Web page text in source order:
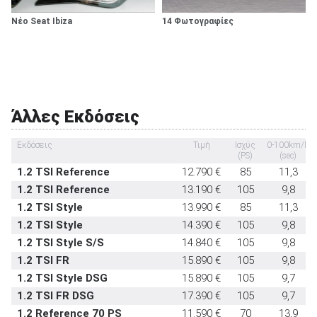
Πλευρικοί αερόσακοι πίσω καθίσματος δεν διατίθεται
Υπηρεσία κλήσης οδικής βοήθειας σε
έκτακτη ανάγκη
διατίθεται
Υποδοχή παιδικού καθίσματος ISOFIX
στάνταρντ
Σύστημα αναγνώρισης οδικών σημάτων
-
Σύστημα αυτόματου παρκαρίσματος
Συναγερμός
προαιρετικό
Νέο Seat Ibiza 14 Φωτογραφίες
Άλλες Εκδόσεις
Εκδόσεις Τιμή
Ισχύς
(PS)
0-100km/h
(sec)
1.2 TSI Reference 12.790 € 85
11,3
1.2 TSI Reference
13.190 € 105
9,8
1.2 TSI Style
13.990 € 85
11,3
1.2 TSI Style
14.390 € 105
9,8
1.2 TSI Style S/S
14.840 € 105
9,8
1.2 TSI FR
15.890 € 105
9,8
1.2 TSI Style DSG
15.890 € 105
9,7
1.2 TSI FR DSG
17.390 € 105
9,7
1.2 Reference 70 PS
11.590 € 70 13,9